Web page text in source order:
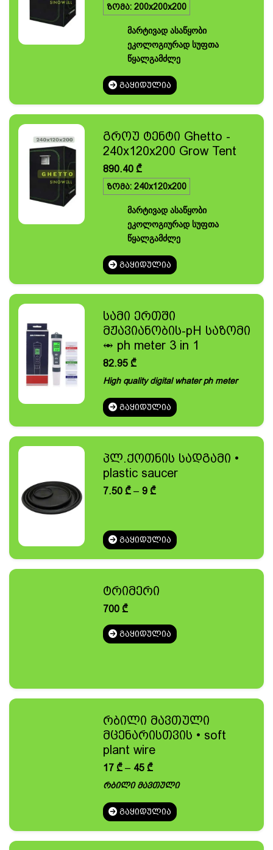
ზომა: 200x200x200
მარტივად ასაწყობი
ეკოლოგიურად სუფთა
წყალგამძლე
ᲒᲐᲧᲘᲓᲣᲚᲘᲐ
გროუ ტენტი Ghetto -
240x120x200 Grow Tent
890.40₾
ზომა: 240x120x200
მარტივად ასაწყობი
ეკოლოგიურად სუფთა
წყალგამძლე
ᲒᲐᲧᲘᲓᲣᲚᲘᲐ
სამი ერთში
მჟავიანობის-pH საზომი
⥈ ph meter 3 in 1
82.95₾
High quality digital whater ph meter
ᲒᲐᲧᲘᲓᲣᲚᲘᲐ
პლ.ქოთნის სადგამი •
plastic saucer
7.50₾ – 9₾Price
9 ₾
ᲒᲐᲧᲘᲓᲣᲚᲘᲐ
ტრიმერი
700₾
ᲒᲐᲧᲘᲓᲣᲚᲘᲐ
რბილი მავთული
მცენარისთვის • soft
plant wire
17₾ – 45₾Price
range:
17 ₾
through
45 ₾
რბილი მავთული
ᲒᲐᲧᲘᲓᲣᲚᲘᲐ